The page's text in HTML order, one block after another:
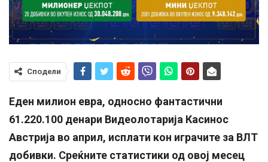
Сподели
Еден милион евра, односно фантастични
61.220.100 денари Видеолотарија Касинос
Австрија во април, исплати кон играчите за ВЛТ
добивки. Среќните статистики од овој месец